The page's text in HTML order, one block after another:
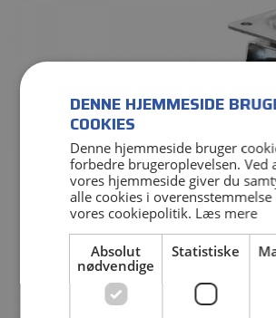
DENNE HJEMMESIDE
COOKIES
Denne hjemmeside bruger
forbedre brugeroplevelsen. Ved
vores hjemmeside giver du
alle cookies i overensstemmelse
vores cookiepolitik. Læs mere
Absolut
nødvendige
Statistiske